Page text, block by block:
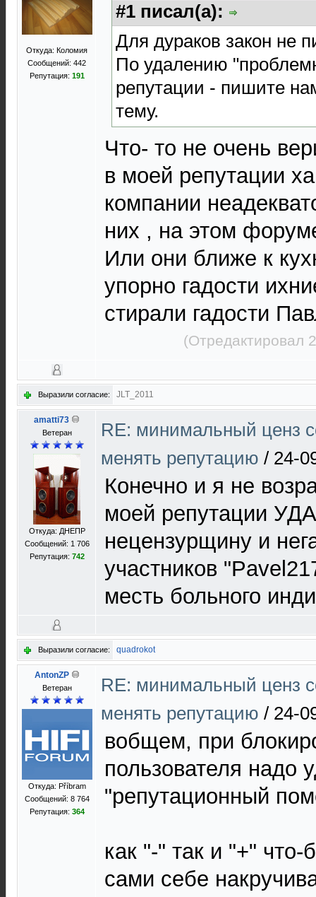
Откуда: Коломия
Сообщений: 442
Репутация: 191
#1 писал(а):
Для дураков закон не
По удалению
репутации - пишите
тему.
Что- то не очень
в моей репутации
компании
них , на этом
Или они ближе к
упорно гадости
стирали гадости
(Отредактировал
Выразили согласие: JLT_2011
amatti73
Ветеран
Откуда: ДНЕПР
Сообщений: 1 706
Репутация: 742
RE: минимальный ценз
менять репутацию / 24-
Конечно и я не
моей репутации
нецензурщину и
участников
месть больного
Выразили согласие: quadrokot
AntonZP
Ветеран
Откуда: Příbram
Сообщений: 8 764
Репутация: 364
RE: минимальный ценз
менять репутацию / 24-
вобщем, при
пользователя надо
"репутационный
как "-" так и "+"
сами себе